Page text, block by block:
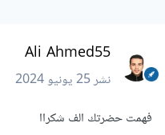
Ali Ahmed55
نشر25 يونيو 2024
فهمت حضرتك الف شكراا